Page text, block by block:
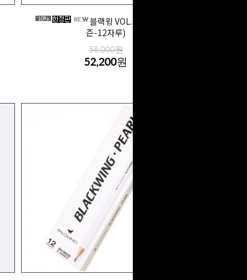
10%
블랙윙 VOL.11 연필 (1더
즌-12자루)
58,000원
52,200원